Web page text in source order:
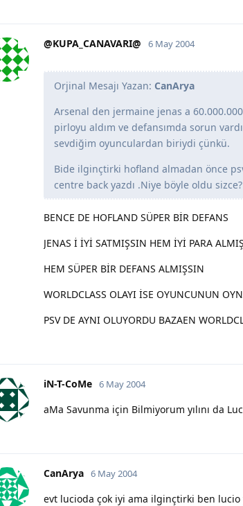
@KUPA_CANAVARI@ 6 May 2004
Orjinal Mesajı Yazan: CanArya
Arsenal den jermaine jenas a
pirloyu aldım ve defansımda sorun
sevdiğim oyunculardan biriydi çünkü.
Bide ilginçtirki hofland almadan önce
centre back yazdı .Niye böyle oldu sizce?
BENCE DE HOFLAND SÜPER BİR DEFANS
JENAS İ İYİ SATMIŞSIN HEM İYİ PARA
HEM SÜPER BİR DEFANS ALMIŞSIN
WORLDCLASS OLAYI İSE OYUNCUNUN
PSV DE AYNI OLUYORDU BAZAEN
iN-T-CoMe 6 May 2004
aMa Savunma için Bilmiyorum yılını da
CanArya 6 May 2004
evt lucioda çok iyi ama ilginçtirki ben